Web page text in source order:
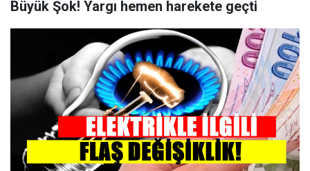
Büyük Şok! Yargı hemen harekete geçti